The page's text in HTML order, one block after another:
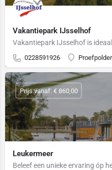
Vakantiepark IJsselhof
0228591926
Leukermeer
Prijs vanaf: € 860,00